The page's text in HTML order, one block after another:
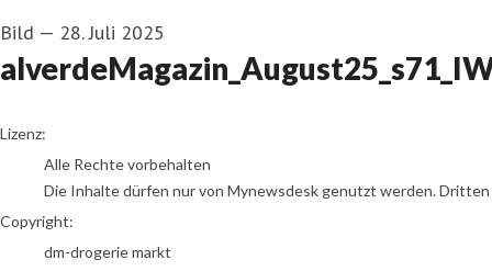
Bild — 28. Juli 2025
go to media item
Lizenz:
Alle Rechte vorbehalten
Die Inhalte dürfen nur von Mynewsdesk genutzt werden.
Copyright:
dm-drogerie markt